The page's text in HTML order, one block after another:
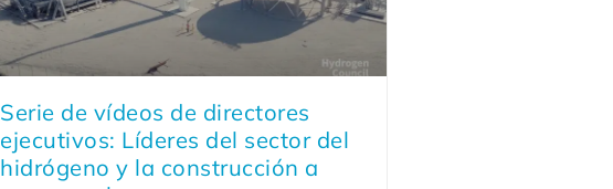
Serie de vídeos de directores
ejecutivos: Líderes del sector del
hidrógeno y la construcción a